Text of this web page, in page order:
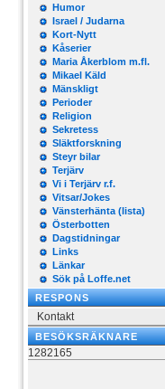
Humor
Israel / Judarna
Kort-Nytt
Kåserier
Maria Åkerblom m.fl.
Mikael Käld
Mänskligt
Perioder
Religion
Sekretess
Släktforskning
Steyr bilar
Terjärv
Vi i Terjärv r.f.
Vitsar/Jokes
Vänsterhänta (lista)
Österbotten
Dagstidningar
Links
Länkar
Sök på Loffe.net
RESPONS
Kontakt
BESÖKSRÄKNARE
1282165